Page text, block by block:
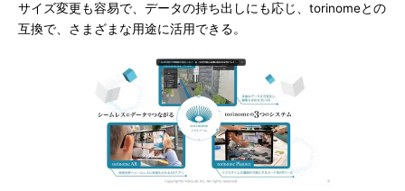
サイズ変更も容易で、データの持ち出しにも応じ、torinomeとの
互換で、さまざまな用途に活用できる。